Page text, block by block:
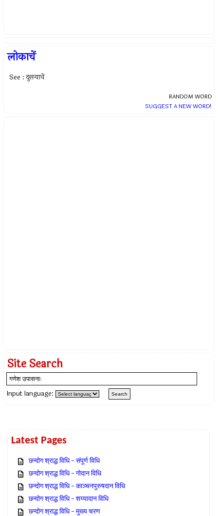
लोकाचें
See : दुसर्‍याचें
RANDOM WORD
SUGGEST A NEW WORD!
Site Search
Input language:
Latest Pages
छन्दोग श्राद्ध विधि – संपूर्ण विधि
छन्दोग श्राद्ध विधि – गोदान विधि
छन्दोग श्राद्ध विधि – काञ्चनपुरुषदान विधि
छन्दोग श्राद्ध विधि – शय्यादान विधि
छन्दोग श्राद्ध विधि – मुख्य चरण